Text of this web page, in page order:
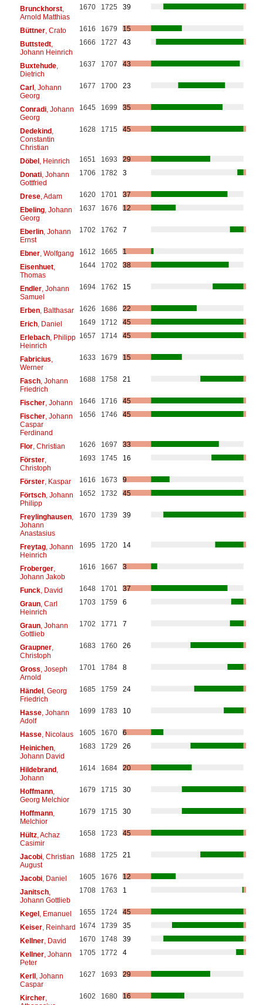
Brunckhorst,
Arnold Matthias
1670 1725 39
Büttner, Crato 1616 1679
15
Buttstedt,
Johann Heinrich
1666 1727 43
Buxtehude,
Dietrich
1637 1707 43
Carl, Johann
Georg
1677 1700 23
Conradi, Johann
Georg
1645 1699 35
Dedekind,
Constantin
Christian
1628 1715 45
Döbel, Heinrich 1651 1693
29
Donati, Johann
Gottfried
1706 1782 3
Drese, Adam 1620 1701
37
Ebeling, Johann
Georg
1637 1676 12
Eberlin, Johann
Ernst
1702 1762 7
Ebner, Wolfgang 1612 1665
1
Eisenhuet,
Thomas
1644 1702 38
Endler, Johann
Samuel
1694 1762 15
Erben, Balthasar 1626 1686
22
Erich, Daniel 1649 1712
45
Erlebach, Philipp
Heinrich
1657 1714 45
Fabricius
Werner
1633 1679 15
Fasch, Johann
Friedrich
1688 1758 21
Fischer, Johann 1646 1716
45
Fischer, Johann
Caspar
Ferdinand
1656 1746 45
Flor, Christian 1626 1697
33
Förster,
Christoph
1693 1745 16
Förster, Kaspar 1616 1673
9
Förtsch, Johann
Philipp
1652 1732 45
Freylinghausen,
Johann
Anastasius
1670 1739 39
Freytag, Johann
Heinrich
1695 1720 14
Froberger,
Johann Jakob
1616 1667 3
Funck, David 1648 1701
37
Graun, Carl
Heinrich
1703 1759 6
Graun, Johann
Gottlieb
1702 1771 7
Graupner,
Christoph
1683 1760 26
Gross , Joseph
Arnold
1701 1784 8
Händel, Georg
Friedrich
1685 1759 24
Hasse, Johann
Adolf
1699 1783 10
Hasse, Nicolaus 1605 1670
6
Heinichen,
Johann David
1683 1729 26
Hildebrand,
Johann
1614 1684 20
Hoffmann,
Georg Melchior
1679 1715 30
Hoffmann,
Melchior
1679 1715 30
Hültz, Achaz
Casimir
1658 1723 45
Jacobi, Christian
August
1688 1725 21
Jacobi, Daniel 1605 1676
12
Janitsch,
Johann Gottlieb
1708 1763 1
Kegel, Emanuel 1655 1724
45
Keiser, Reinhard 1674 1739
35
Kellner, David 1670 1748
39
Kellner, Johann
Peter
1705 1772 4
Kerll, Johann
Caspar
1627 1693 29
Kircher,
1602 1680 16